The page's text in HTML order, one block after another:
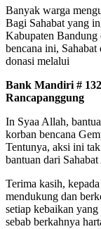
Banyak warga
Bagi Sahabat yang
Kabupaten Bandung
bencana ini,
donasi melalui
Bank Mandiri #
Rancapanggung
In Syaa Allah,
korban bencana
Tentunya, aksi ini
bantuan dari
Terima kasih,
mendukung dan
setiap kebaikan
sebab berkahnya